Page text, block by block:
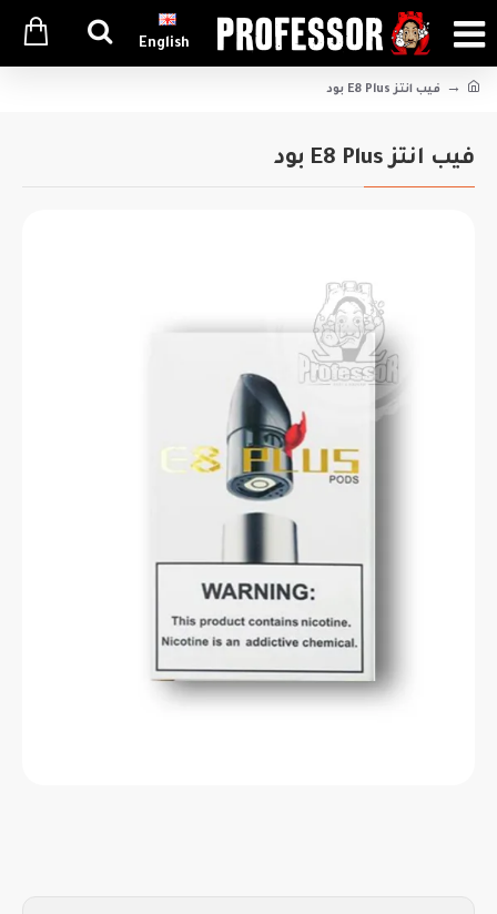
English
فيب انتز E8 Plus بود
فيب انتز E8 Plus بود